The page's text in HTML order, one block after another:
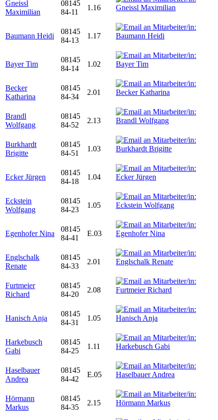
Gneissl
Maximilian
08145
84-11
1.16
Baumann Heidi
08145
84-13
1.17
Bayer Tim
08145
84-14
1.02
Becker
Katharina
08145
84-34
2.01
Brandl
Wolfgang
08145
84-52
2.13
Burkhardt
Brigitte
08145
84-51
1.03
Ecker Jürgen
08145
84-18
1.04
Eckstein
Wolfgang
08145
84-23
1.05
Egenhofer Nina
08145
84-41
E.03
Englschalk
Renate
08145
84-33
2.01
Furtmeier
Richard
08145
84-20
2.08
Hanisch Anja
08145
84-31
1.05
Harkebusch
Gabi
08145
84-25
1.11
Haselbauer
Andrea
08145
84-42
E.05
Hörmann
Markus
08145
84-35
2.15